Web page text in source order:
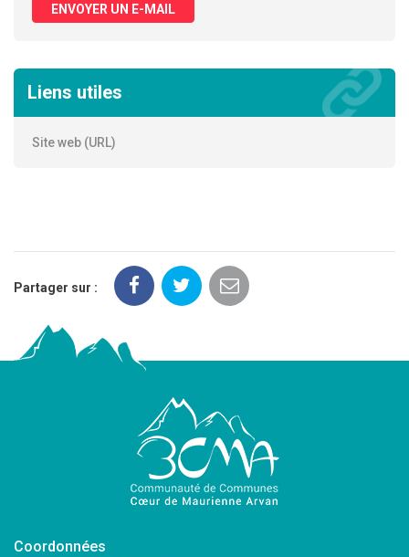
ENVOYER UN E-MAIL
Liens utiles
Site web (URL)
Partager sur :
Coordonnées